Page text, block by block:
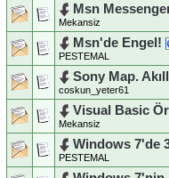
Msn
Mekansiz
Msn'de Engel!
PESTEMAL
Sony Map.
coskun_yeter61
Visual Basic
Mekansiz
Windows 7'de
PESTEMAL